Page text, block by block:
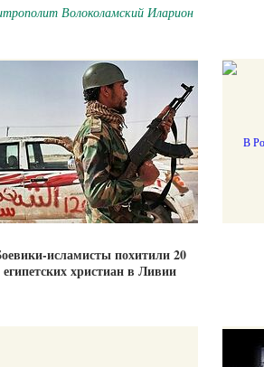
Волоколамский Иларион
исламисты похитили 20
египетских христиан в Ливии